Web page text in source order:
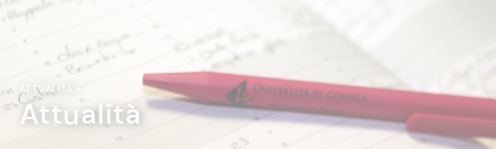
ATTUALITÀ |
Attualità